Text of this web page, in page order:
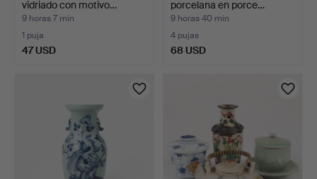
vidriado con motivo…
9 horas 7 min
1 puja
47 USD
porcelana en porce…
9 horas 40 min
4 pujas
68 USD